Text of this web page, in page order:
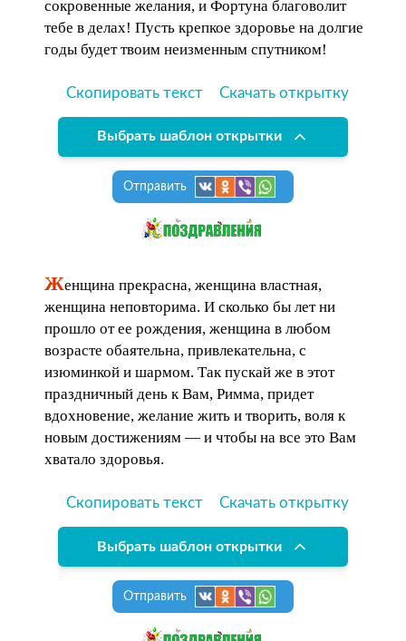
сокровенные желания, и Фортуна благоволит
тебе в делах! Пусть крепкое здоровье на долгие
годы будет твоим неизменным спутником!
Скопировать текст Скачать открытку
Выбрать шаблон открытки
Отправить
Женщина прекрасна, женщина властная,
женщина неповторима. И сколько бы лет ни
прошло от ее рождения, женщина в любом
возрасте обаятельна, привлекательна, с
изюминкой и шармом. Так пускай же в этот
праздничный день к Вам, Римма, придет
вдохновение, желание жить и творить, воля к
новым достижениям — и чтобы на все это Вам
хватало здоровья.
Скопировать текст Скачать открытку
Выбрать шаблон открытки
Отправить